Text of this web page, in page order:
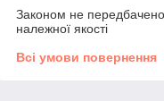
Законом не
належної якості
Всі умови повернення